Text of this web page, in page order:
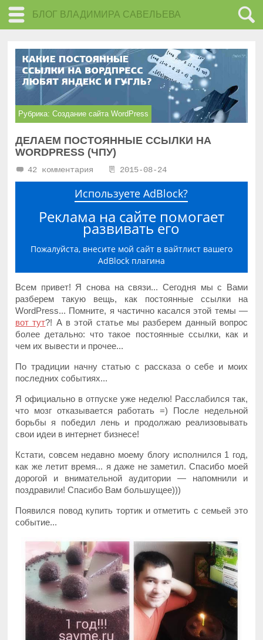
БЛОГ ВЛАДИМИРА САВЕЛЬЕВА
Рубрика:Создание сайта WordPress
ДЕЛАЕМ ПОСТОЯННЫЕ ССЫЛКИ НА
WORDPRESS (ЧПУ)
42 комментария 2015-08-24
Используете AdBlock?
Реклама на сайте помогает
развивать его
Пожалуйста, внесите мой сайт в вайтлист вашего
AdBlock плагина
Всем привет! Я снова на связи... Сегодня мы с Вами
разберем такую вещь, как постоянные ссылки на
WordPress... Помните, я частично касался этой темы —
вот тут?! А в этой статье мы разберем данный вопрос
более детально: что такое постоянные ссылки, как и
чем их вывести и прочее...
По традиции начну статью с рассказа о себе и моих
последних событиях...
Я официально в отпуске уже неделю! Расслабился так,
что мозг отказывается работать =) После недельной
борьбы я победил лень и продолжаю реализовывать
свои идеи в интернет бизнесе!
Кстати, совсем недавно моему блогу исполнился 1 год,
как же летит время... я даже не заметил. Спасибо моей
дорогой и внимательной аудитории — напомнили и
поздравили! Спасибо Вам большущее)))
Появился повод купить тортик и отметить с семьей это
событие...